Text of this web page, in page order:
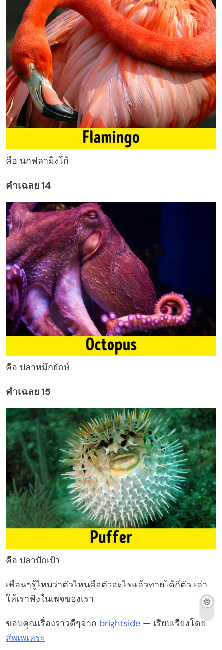
คือ นกฟลามิงโก้
คำเฉลย 14
คือ ปลาหมึกยักษ์
คำเฉลย 15
คือ ปลาปักเป้า
เพื่อนๆรู้ไหมว่าตัวไหนคือตัวอะไรแล้วทายได้กี่ตัว เล่า
ให้เราฟังในเพจของเรา
ขอบคุณเรื่องราวดีๆจาก brightside — เรียบเรียงโดย
สัพเพเหระ